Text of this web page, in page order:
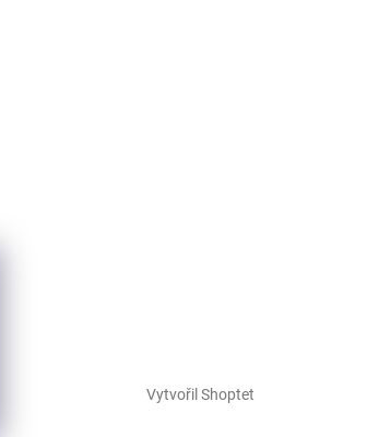
Vytvořil Shoptet